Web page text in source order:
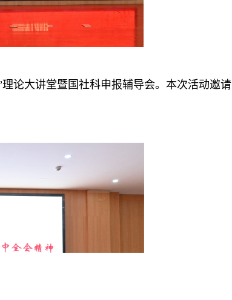
论大讲堂暨国社科申报辅导会。 本次活动邀请